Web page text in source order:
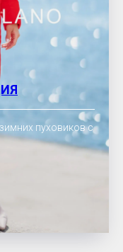
пуховиков с